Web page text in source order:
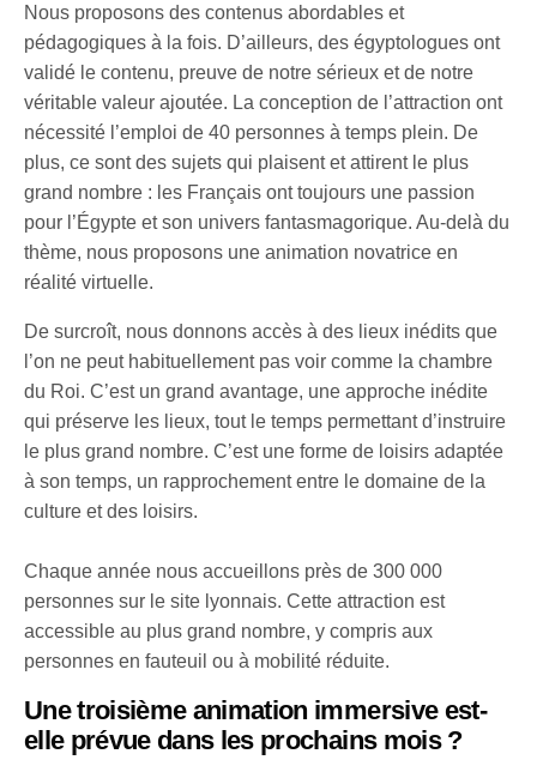
Nous proposons des contenus abordables et
pédagogiques à la fois. D’ailleurs, des égyptologues ont
validé le contenu, preuve de notre sérieux et de notre
véritable valeur ajoutée. La conception de l’attraction ont
nécessité l’emploi de 40 personnes à temps plein. De
plus, ce sont des sujets qui plaisent et attirent le plus
grand nombre : les Français ont toujours une passion
pour l’Égypte et son univers fantasmagorique. Au-delà du
thème, nous proposons une animation novatrice en
réalité virtuelle.
De surcroît, nous donnons accès à des lieux inédits que
l’on ne peut habituellement pas voir comme la chambre
du Roi. C’est un grand avantage, une approche inédite
qui préserve les lieux, tout le temps permettant d’instruire
le plus grand nombre. C’est une forme de loisirs adaptée
à son temps, un rapprochement entre le domaine de la
culture et des loisirs.
Chaque année nous accueillons près de 300 000
personnes sur le site lyonnais. Cette attraction est
accessible au plus grand nombre, y compris aux
personnes en fauteuil ou à mobilité réduite.
Une troisième animation immersive est-
elle prévue dans les prochains mois ?